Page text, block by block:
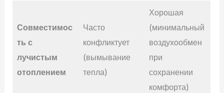
Совместимос
ть с
лучистым
отоплением
Часто
конфликтует
(вымывание
тепла)
Хорошая
(минимальный
воздухообмен
при
сохранении
комфорта)